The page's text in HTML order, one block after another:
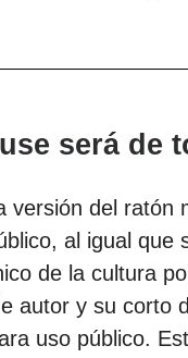
será de
versión del ratón
al igual que
de la cultura
autor y su corto
uso público.